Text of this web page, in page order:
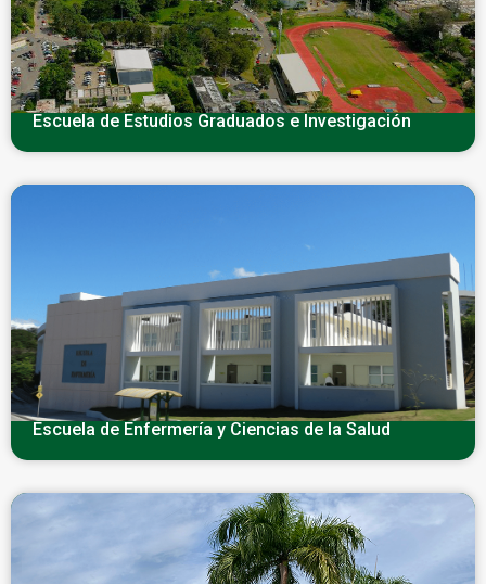
Escuela de Estudios Graduados e Investigación
Escuela de Enfermería y Ciencias de la Salud